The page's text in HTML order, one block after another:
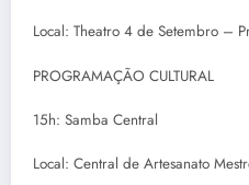
Local: Theatro 4 de Setembro –
PROGRAMAÇÃO CULTURAL
15h: Samba Central
Local: Central de Artesanato